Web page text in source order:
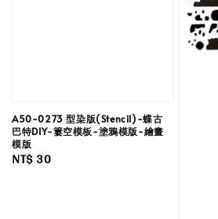
A50-0273 型染版(Stencil)-蝶古
巴特DIY-簍空模板-塗鴉模版-繪畫
模版
Regular
NT$ 30